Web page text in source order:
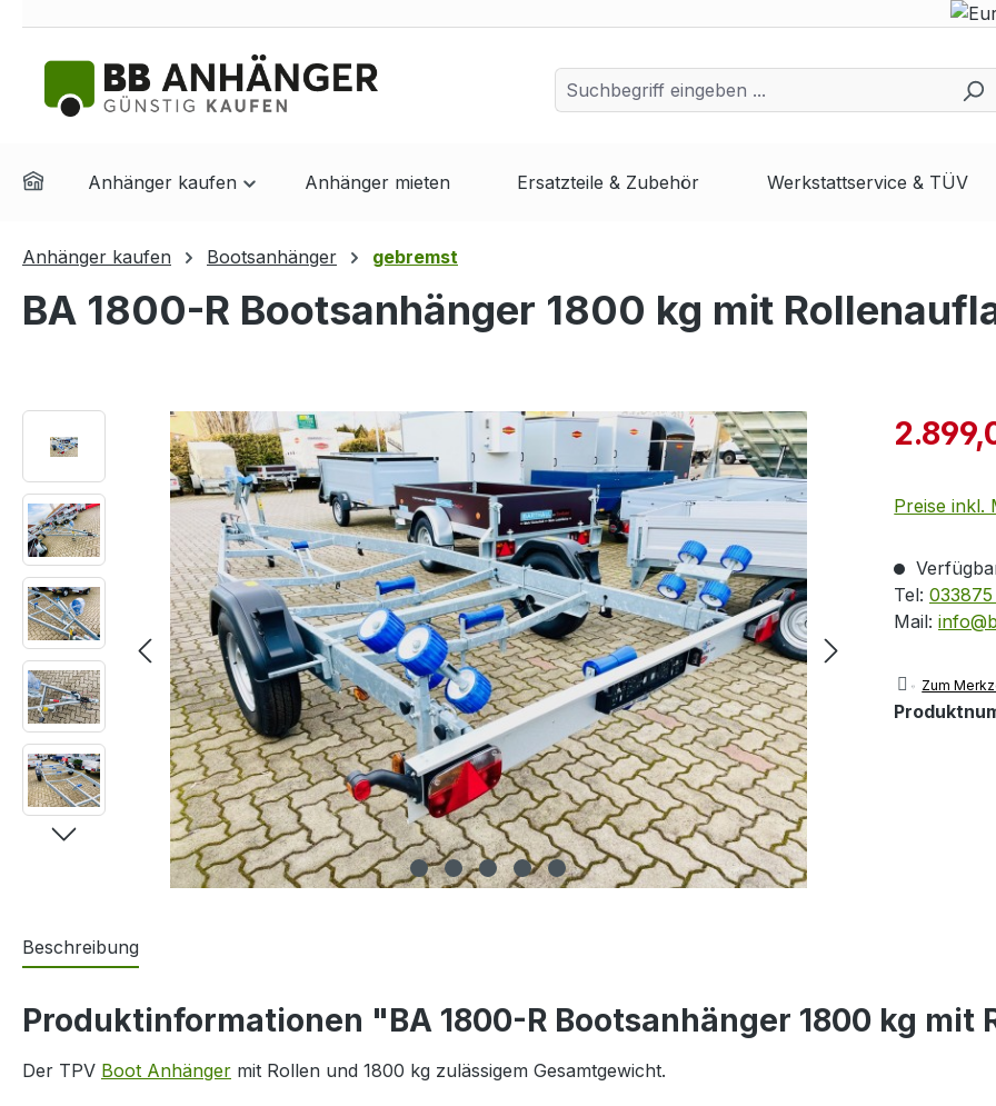
Zur Hauptnavigation springen
Anhänger kaufen Anhänger mieten Ersatzteile & Zubehör Werkstattservice & TÜV
Anhänger kaufen Bootsanhänger gebremst
BA 1800-R Bootsanhänger 1800 kg mit
Bildergalerie überspringen
Preise inkl.
Tel:
Mail:
Zum
Beschreibung
Produktinformationen "BA 1800-R Bootsanhänger 1800 kg mit
Der TPV Boot Anhänger mit Rollen und 1800 kg zulässigem Gesamtgewicht.